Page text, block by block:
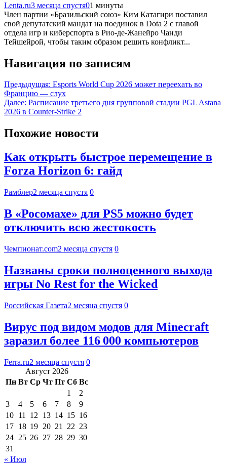
Lenta.ru3 месяца спустя01 минуты
Член партии «Бразильский союз» Ким Катагири поставил
свой депутатский мандат на поединок в Dota 2 с главой
отдела игр и киберспорта в Рио-де-Жанейро Чанди
Тейшейрой, чтобы таким образом решить конфликт...
Навигация по записям
Предыдущая: Esports World Cup 2026 может переехать во
Францию — слух
Далее: Расписание третьего дня групповой стадии PGL Astana
2026 в Counter-Strike 2
Похожие новости
Как открыть быстрое перемещение в
Forza Horizon 6: гайд
Рамблер2 месяца спустя 0
В «Росомахе» для PS5 можно будет
отключить всю жестокость
Чемпионат.com2 месяца спустя 0
Названы сроки полноценного выхода
игры No Rest for the Wicked
Российская Газета2 месяца спустя 0
Вирус под видом модов для Minecraft
заразил более 116 000 компьютеров
Ferra.ru2 месяца спустя 0
Август 2026
Пн Вт Ср Чт Пт Сб Вс
1
2
3
4 5 6 7 8
9
10 11 12 13 14 15 16
17 18 19 20 21 22 23
24 25 26 27 28 29 30
31
« Июл